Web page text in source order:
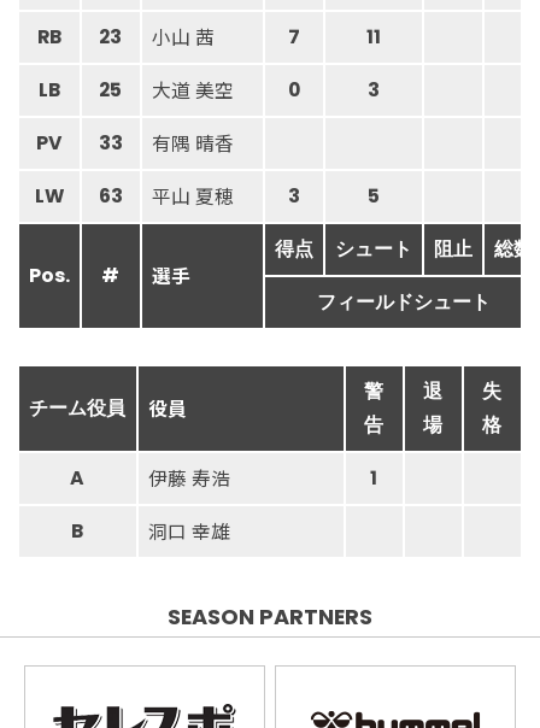
RB 23 小山 茜 7 11
LB 25 大道 美空 0 3
PV 33 有隅 晴香
LW 63 平山 夏穂 3 5
Pos. # 選手
得点 シュート 阻止 総数
フィールドシュート
チーム役員 役員
警
告
退
場
失
格
A 伊藤 寿浩 1
B 洞口 幸雄
SEASON PARTNERS